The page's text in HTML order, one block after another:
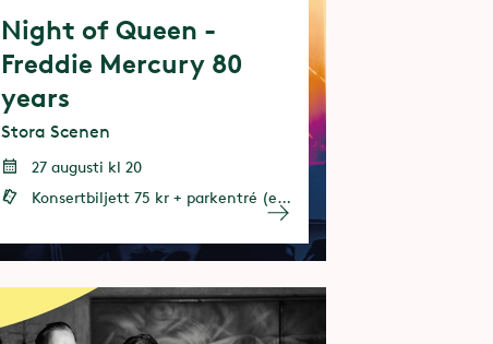
Night of Queen -
Freddie Mercury 80
years
Stora Scenen
27 augusti kl 20
Konsertbiljett 75 kr + parkentré (entrébiljett eller årspass behövs)